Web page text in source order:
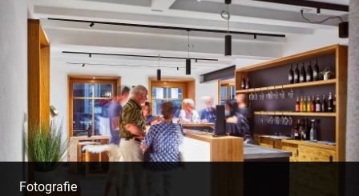
Philosophie | Asana | Yogapraxis
Fotografie